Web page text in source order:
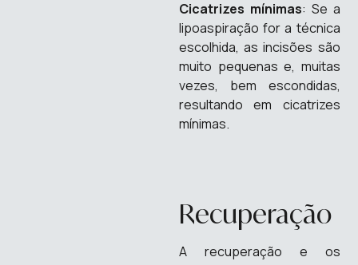
Cicatrizes mínimas: Se a
lipoaspiração for a técnica
escolhida, as incisões são
muito pequenas e, muitas
vezes, bem escondidas,
resultando em cicatrizes
mínimas.
Recuperação
A recuperação e os